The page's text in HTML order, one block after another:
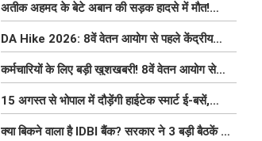
अतीक अहमद के बेटे अबान की सड़क हादसे में मौत!
परिवार में मातम, भाई एहजाम ने क्या कहा? जानिए पूरा
मामला
DA Hike 2026: 8वें वेतन आयोग से पहले केंद्रीय
कर्मचारियों को बड़ी राहत, महंगाई भत्ता 63% होने की
संभावना
कर्मचारियों के लिए बड़ी खुशखबरी! 8वें वेतन आयोग से
इतना बढ़ सकता है वेतन
15 अगस्त से भोपाल में दौड़ेंगी हाईटेक स्मार्ट ई-बसें,
यात्रियों को मिलेंगी फ्री Wi-Fi समेत आधुनिक सुविधा
क्या बिकने वाला है IDBI बैंक? सरकार ने 3 बड़ी बैठकें कीं,